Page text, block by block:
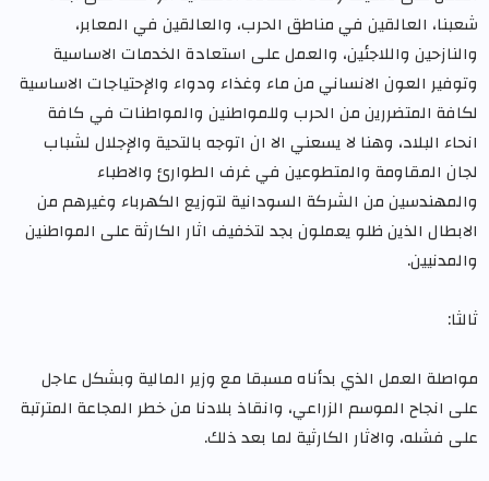
شعبنا، العالقين في مناطق الحرب، والعالقين في المعابر،
والنازحين واللاجئين، والعمل على استعادة الخدمات الاساسية
وتوفير العون الانساني من ماء وغذاء ودواء والإحتياجات الاساسية
لكافة المتضررين من الحرب وللمواطنين والمواطنات في كافة
انحاء البلاد، وهنا لا يسعني الا ان اتوجه بالتحية والإجلال لشباب
لجان المقاومة والمتطوعين في غرف الطوارئ والاطباء
والمهندسين من الشركة السودانية لتوزيع الكهرباء وغيرهم من
الابطال الذين ظلو يعملون بجد لتخفيف اثار الكارثة على المواطنين
والمدنيين.
ثالثا:
مواصلة العمل الذي بدأناه مسبقا مع وزير المالية وبشكل عاجل
على انجاح الموسم الزراعي، وانقاذ بلادنا من خطر المجاعة المترتبة
على فشله، والاثار الكارثية لما بعد ذلك.